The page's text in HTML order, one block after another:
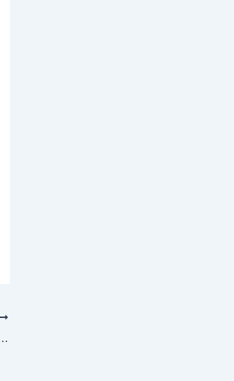
την Ψυχαγωγία και τα Όνειρα